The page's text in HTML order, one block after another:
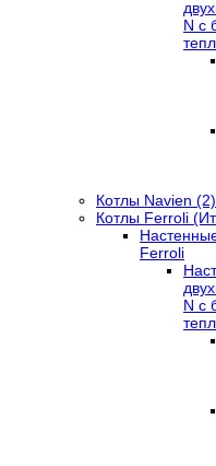
N с
Котлы Navien (2)
Котлы Ferroli
Ferroli
N с